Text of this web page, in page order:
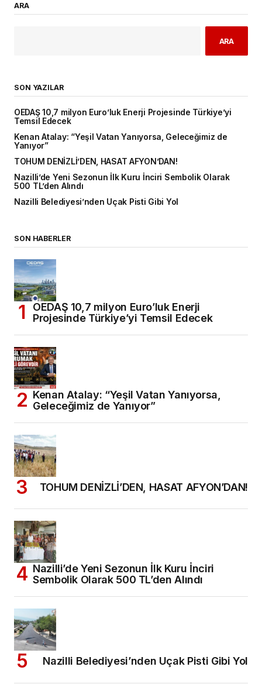
ARA
ARA
SON YAZILAR
OEDAŞ 10,7 milyon Euro’luk Enerji Projesinde Türkiye’yi
Temsil Edecek
Kenan Atalay: “Yeşil Vatan Yanıyorsa, Geleceğimiz de
Yanıyor”
TOHUM DENİZLİ’DEN, HASAT AFYON’DAN!
Nazilli’de Yeni Sezonun İlk Kuru İnciri Sembolik Olarak
500 TL’den Alındı
Nazilli Belediyesi’nden Uçak Pisti Gibi Yol
SON HABERLER
OEDAŞ 10,7 milyon Euro’luk Enerji
Projesinde Türkiye’yi Temsil Edecek
Kenan Atalay: “Yeşil Vatan Yanıyorsa,
Geleceğimiz de Yanıyor”
TOHUM DENİZLİ’DEN, HASAT AFYON’DAN!
Nazilli’de Yeni Sezonun İlk Kuru İnciri
Sembolik Olarak 500 TL’den Alındı
Nazilli Belediyesi’nden Uçak Pisti Gibi Yol